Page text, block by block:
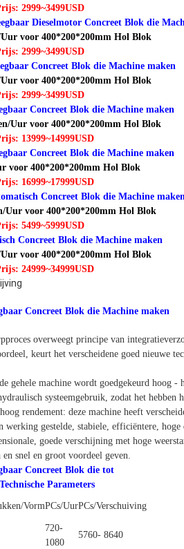
2999~3499USD
Dieselmotor Concreet Blok die
voor 400*200*200mm Hol Blok
2999~3499USD
Concreet Blok die Machine maken
voor 400*200*200mm Hol Blok
2999~3499USD
Concreet Blok die Machine maken
Uur voor 400*200*200mm Hol Blok
13999~14999USD
Concreet Blok die Machine maken
voor 400*200*200mm Hol Blok
16999~17999USD
Concreet Blok die Machine
Uur voor 400*200*200mm Hol Blok
5499~5999USD
Concreet Blok die Machine maken
voor 400*200*200mm Hol Blok
24999~34999USD
Concreet Blok die Machine maken
overweegt principe van
keurt het verscheidene goed nieuwe
gehele machine wordt goedgekeurd hoog -
systeemgebruik, zodat het
rendement: deze machine heeft
werking gestelde, stabiele, efficiëntere,
goede verschijning met hoge
snel en groot voordeel geven.
Concreet Blok die tot
Parameters
VormPCs/UurPCs/Verschuiving
720-
1080
5760- 8640